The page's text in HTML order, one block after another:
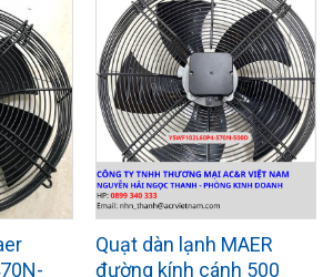
Quạt dàn lạnh MAER
đường kính cánh 500